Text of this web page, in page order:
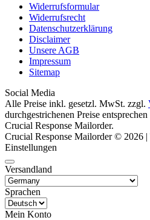
Widerrufsformular
Widerrufsrecht
Datenschutzerklärung
Disclaimer
Unsere AGB
Impressum
Sitemap
Social Media
Alle Preise inkl. gesetzl. MwSt. zzgl.
durchgestrichenen Preise
Crucial Response Mailorder.
Crucial Response Mailorder © 2026
Einstellungen
Versandland
Sprachen
Mein Konto